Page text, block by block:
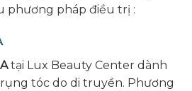
phương pháp điều trị :
tại Lux Beauty Center dành
tóc do di truyền. Phương